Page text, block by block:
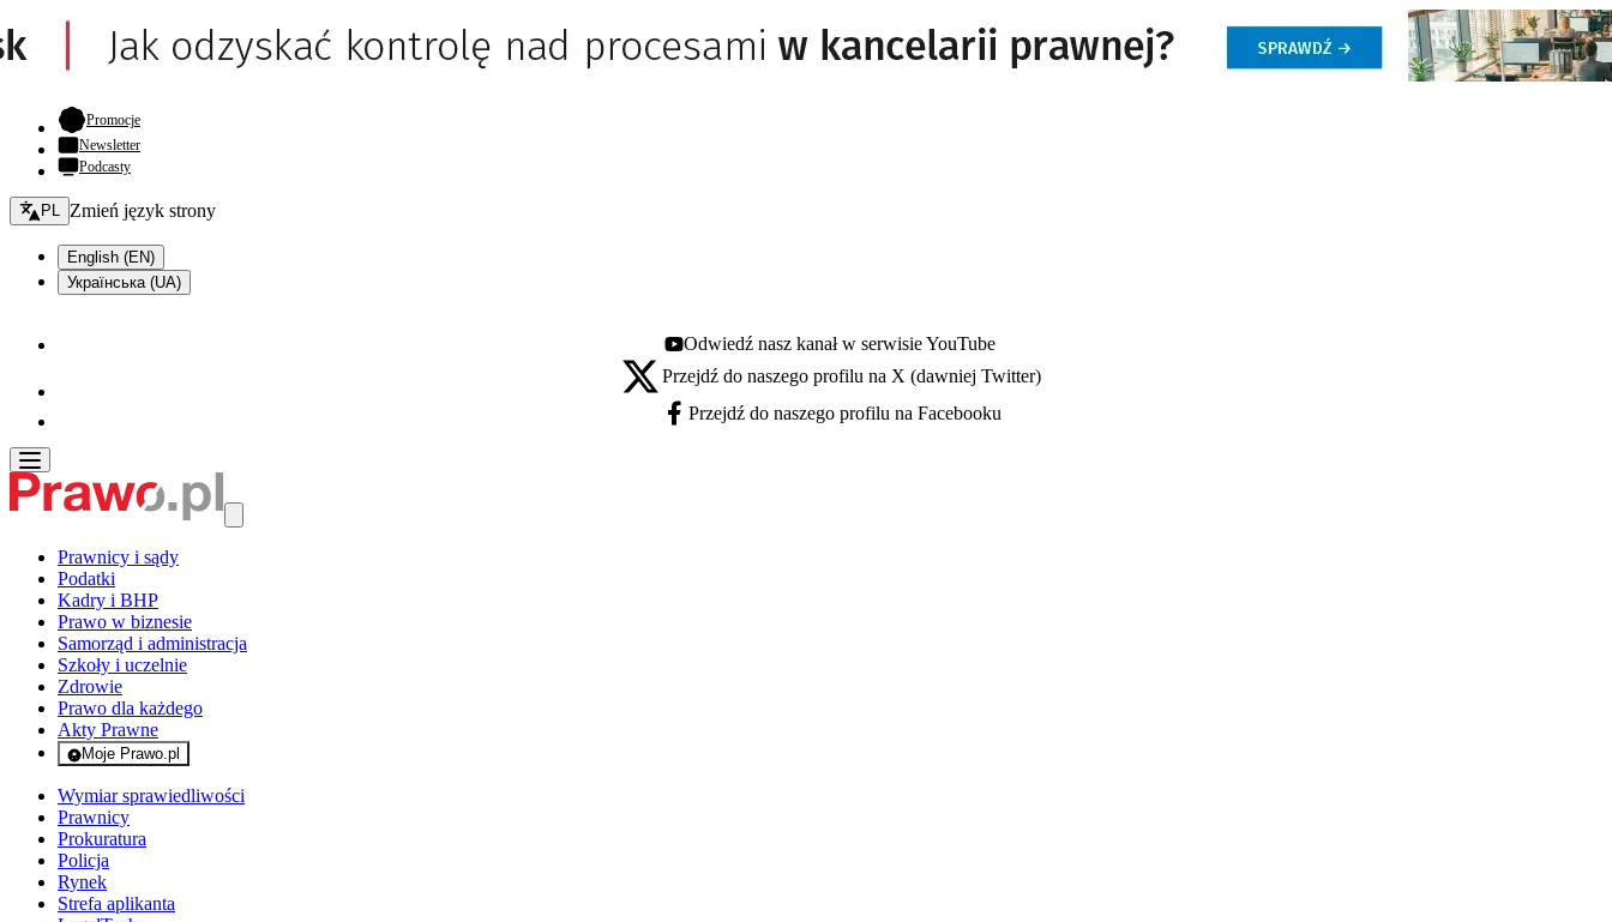
Promocje- otwiera się w nowej karcie
Newsletter
Podcasty
Zmień język - bieżący:
PL Zmień język strony
English (EN)
Українська (UA)
Youtube - otwiera się w nowej karcie
Odwiedź nasz kanał w serwisie YouTube
X - otwiera się w nowej karcie
Przejdź do naszego profilu na X (dawniej Twitter)
Facebook - otwiera się w nowej karcie
Przejdź do naszego profilu na Facebooku
Prawnicy i sądy
Podatki
Kadry i BHP
Prawo w biznesie
Samorząd i administracja
Szkoły i uczelnie
Zdrowie
Prawo dla każdego
Akty Prawne
Moje Prawo.pl
- rejestracja i logowanie do serwisu
Wymiar sprawiedliwości
Prawnicy
Prokuratura
Policja
Rynek
Strefa aplikanta